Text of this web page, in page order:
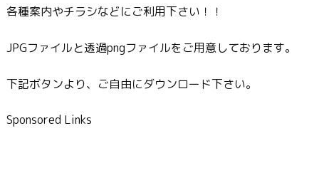
各種案内やチラシなどにご利用下さい！！
JPGファイルと透過pngファイルをご用意しております。
下記ボタンより、ご自由にダウンロード下さい。
Sponsored Links